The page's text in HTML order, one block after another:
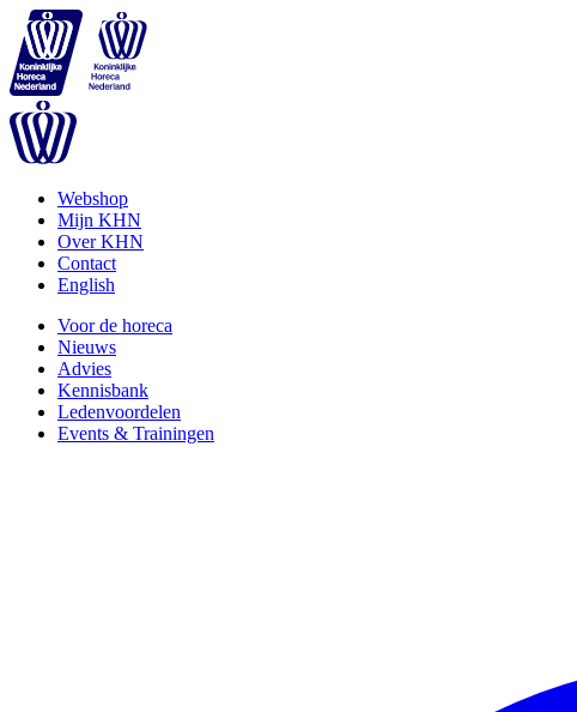
Webshop
Mijn KHN
Over KHN
Contact
English
Voor de horeca
Nieuws
Advies
Kennisbank
Ledenvoordelen
Events & Trainingen